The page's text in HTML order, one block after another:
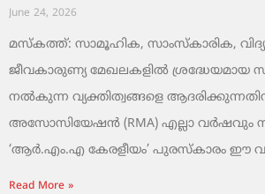
June 24, 2026
മസ്കത്ത്: സാമൂഹിക, സാംസ്‌കാരിക,
ജീവകാരുണ്യ മേഖലകളിൽ ശ്രദ്ധേയമായ
നൽകുന്ന വ്യക്തിത്വങ്ങളെ
അസോസിയേഷൻ (RMA) എല്ലാ വർഷവും
‘ആർ.എം.എ കേരളീയം’ പുരസ്‌കാരം ഈ
Read More »